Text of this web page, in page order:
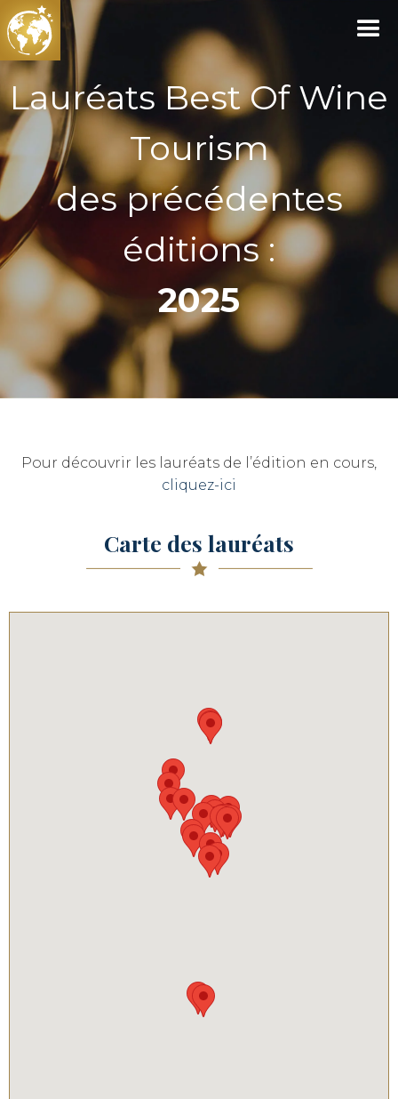
Lauréats Best Of Wine
Tourism
des précédentes
éditions :
2025
Pour découvrir les lauréats de l’édition en cours,
cliquez-ici
Carte des lauréats